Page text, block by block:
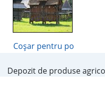
Coşar pentru po
Depozit de produse